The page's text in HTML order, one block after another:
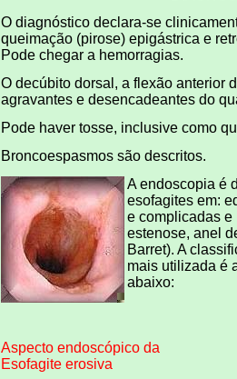
O diagnóstico declara-se
queimação (pirose) epigástrica e
Pode chegar a hemorragias.
O decúbito dorsal, a flexão anterior
agravantes e desencadeantes do
Pode haver tosse, inclusive como
Broncoespasmos são descritos.
A endoscopia é
esofagites em:
e complicadas e
estenose, anel
Barret). A
mais utilizada é
abaixo:
Aspecto endoscópico da
Esofagite erosiva